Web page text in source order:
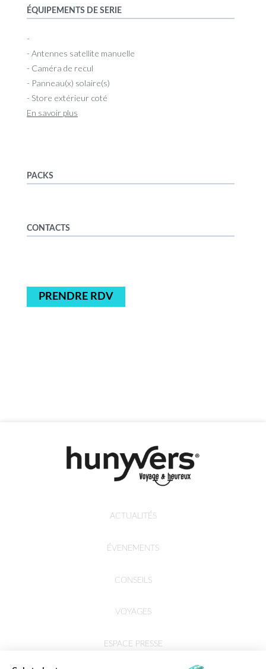
ÉQUIPEMENTS DE SERIE
-
- Antennes satellite manuelle
- Caméra de recul
- Panneau(x) solaire(s)
- Store extérieur coté
En savoir plus
PACKS
CONTACTS
PRENDRE RDV
ACTUALITÉS
ÉVENEMENTS
CONSEILS
VOYAGES
ESPACE PRESSE